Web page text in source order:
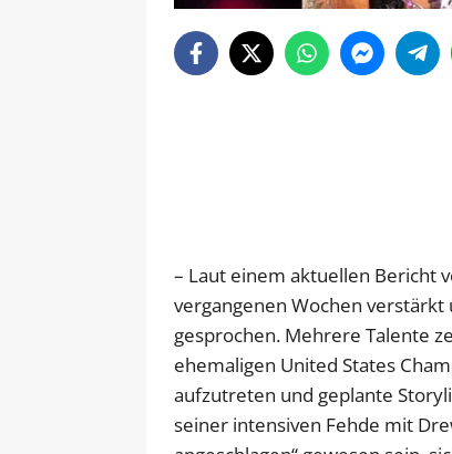
– Laut einem aktuellen Bericht
vergangenen Wochen
gesprochen. Mehrere Talente
ehemaligen United States
aufzutreten und geplante
seiner intensiven Fehde mit